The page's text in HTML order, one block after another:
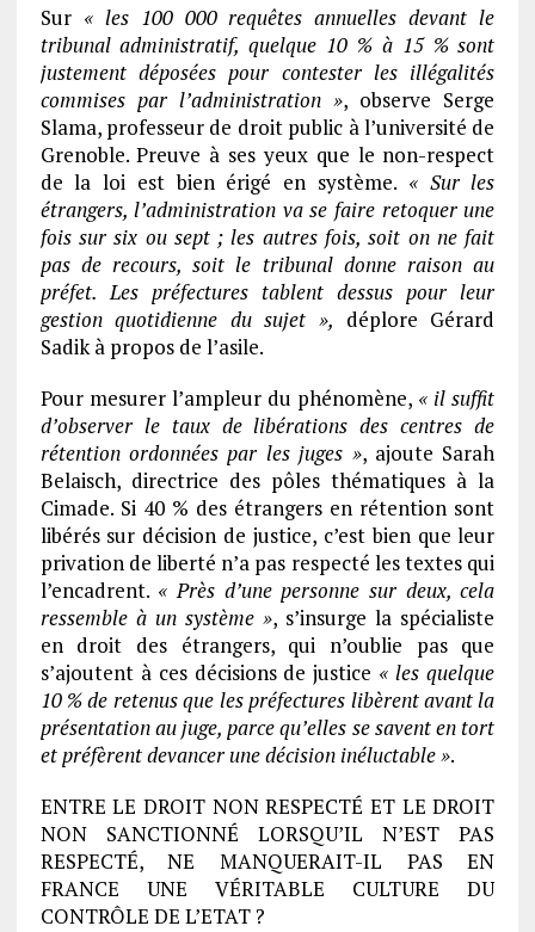
Sur « les 100 000 requêtes annuelles devant le
tribunal administratif, quelque 10 % à 15 % sont
justement déposées pour contester les illégalités
commises par l’administration », observe Serge
Slama, professeur de droit public à l’université de
Grenoble. Preuve à ses yeux que le non-respect
de la loi est bien érigé en système. « Sur les
étrangers, l’administration va se faire retoquer une
fois sur six ou sept ; les autres fois, soit on ne fait
pas de recours, soit le tribunal donne raison au
préfet. Les préfectures tablent dessus pour leur
gestion quotidienne du sujet », déplore Gérard
Sadik à propos de l’asile.
Pour mesurer l’ampleur du phénomène, « il suffit
d’observer le taux de libérations des centres de
rétention ordonnées par les juges », ajoute Sarah
Belaisch, directrice des pôles thématiques à la
Cimade. Si 40 % des étrangers en rétention sont
libérés sur décision de justice, c’est bien que leur
privation de liberté n’a pas respecté les textes qui
l’encadrent. « Près d’une personne sur deux, cela
ressemble à un système », s’insurge la spécialiste
en droit des étrangers, qui n’oublie pas que
s’ajoutent à ces décisions de justice « les quelque
10 % de retenus que les préfectures libèrent avant la
présentation au juge, parce qu’elles se savent en tort
et préfèrent devancer une décision inéluctable ».
ENTRE LE DROIT NON RESPECTÉ ET LE DROIT
NON SANCTIONNÉ LORSQU’IL N’EST PAS
RESPECTÉ, NE MANQUERAIT-IL PAS EN
FRANCE UNE VÉRITABLE CULTURE DU
CONTRÔLE DE L’ETAT ?